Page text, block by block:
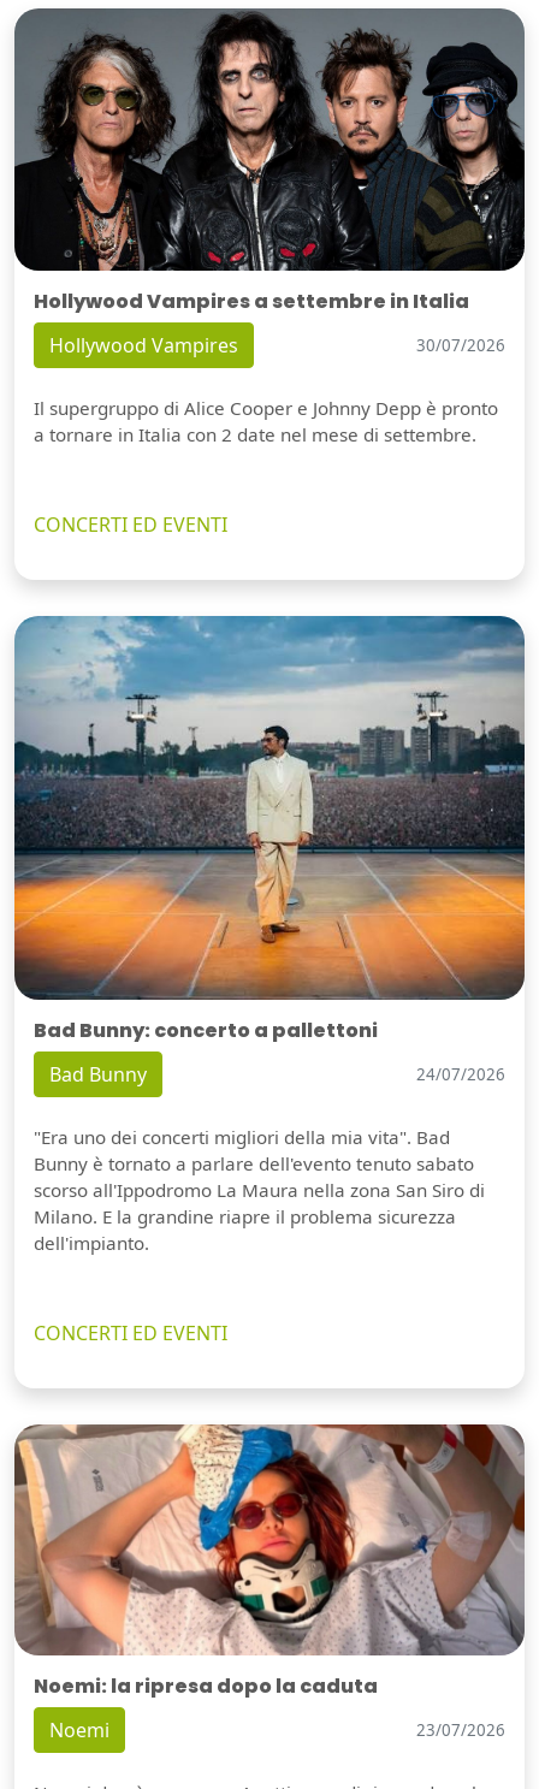
Hollywood Vampires a settembre in Italia
Hollywood Vampires 30/07/2026
Il supergruppo di Alice Cooper e Johnny Depp è pronto
a tornare in Italia con 2 date nel mese di settembre.
CONCERTI ED EVENTI
Bad Bunny: concerto a pallettoni
Bad Bunny 24/07/2026
"Era uno dei concerti migliori della mia vita". Bad
Bunny è tornato a parlare dell'evento tenuto sabato
scorso all'Ippodromo La Maura nella zona San Siro di
Milano. E la grandine riapre il problema sicurezza
dell'impianto.
CONCERTI ED EVENTI
Noemi: la ripresa dopo la caduta
Noemi 23/07/2026